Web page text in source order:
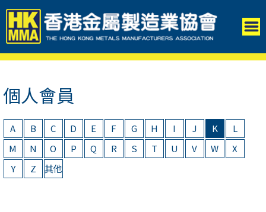
個人會員
A B C D E F G H I J K
L
M
N O P Q R S T U V W
X
Y
Z 其他